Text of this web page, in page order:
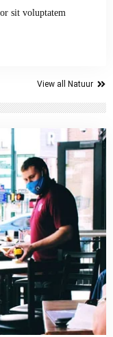
sit voluptatem
View all Natuur